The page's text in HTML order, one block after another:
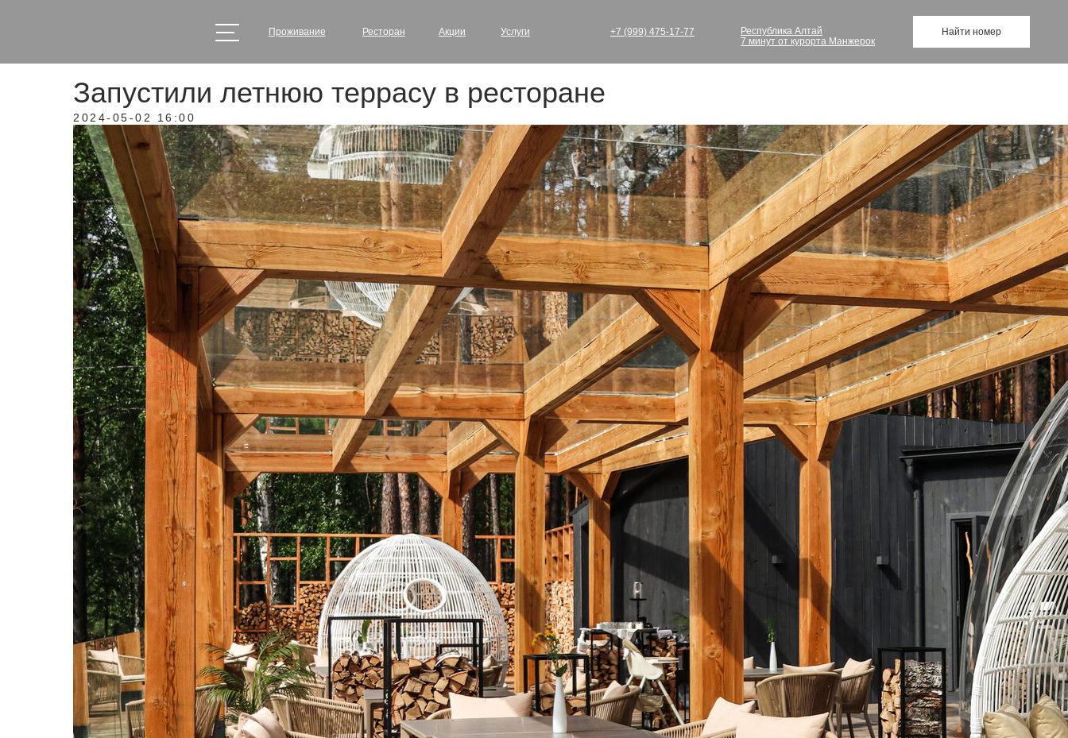
Найти номер
Республика Алтай
7 минут от курорта Манжерок
Проживание Ресторан Акции Услуги +7 (999) 475-17-77
Запустили летнюю террасу в ресторане
2024-05-02 16:00